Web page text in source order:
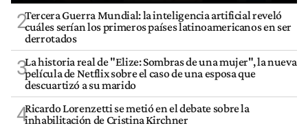
2Tercera Guerra Mundial: la inteligencia artificial reveló
cuáles serían los primeros países latinoamericanos en ser
derrotados
3La historia real de "Elize: Sombras de una mujer", la nueva
película de Netflix sobre el caso de una esposa que
descuartizó a su marido
4Ricardo Lorenzetti se metió en el debate sobre la
inhabilitación de Cristina Kirchner